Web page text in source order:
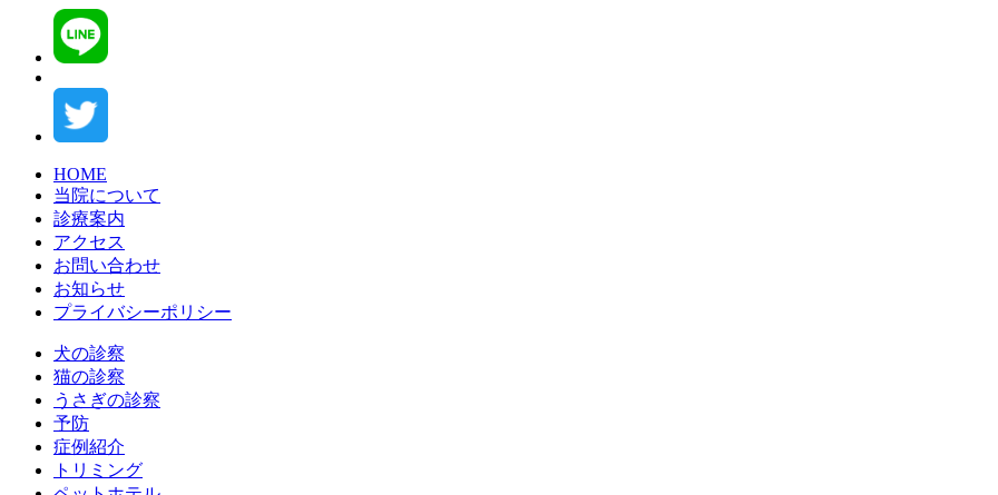
HOME
当院について
診療案内
アクセス
お問い合わせ
お知らせ
プライバシーポリシー
犬の診察
猫の診察
うさぎの診察
予防
症例紹介
トリミング